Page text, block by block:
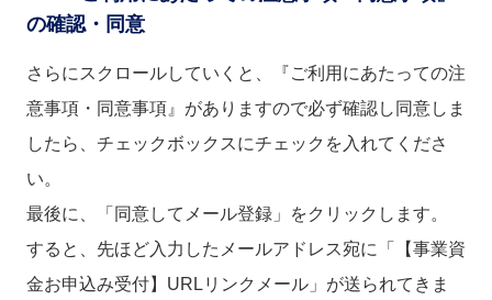
の確認・同意
さらにスクロールしていくと、『ご利用にあたっての注
意事項・同意事項』がありますので必ず確認し同意しま
したら、チェックボックスにチェックを入れてくださ
い。
最後に、「同意してメール登録」をクリックします。
すると、先ほど入力したメールアドレス宛に「【事業資
金お申込み受付】URLリンクメール」が送られてきま